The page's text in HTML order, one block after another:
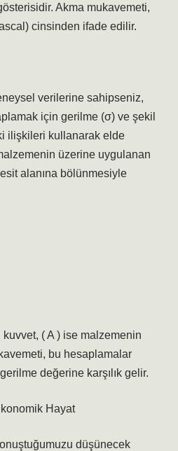
Akma mukavemeti,
cinsinden ifade edilir.
verilerine sahipseniz,
için gerilme (σ) ve şekil
ilişkileri kullanarak elde
üzerine uygulanan
alanına bölünmesiyle
( A ) ise malzemenin
bu hesaplamalar
değerine karşılık gelir.
Hayat
düşünecek